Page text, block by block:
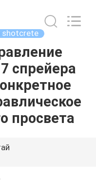
shotcrete
спрейера
просвета